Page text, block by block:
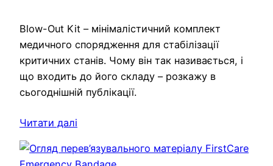
Blow-Out Kit – мінімалістичний комплект
медичного спорядження для стабілізації
критичних станів. Чому він так називається, і
що входить до його складу – розкажу в
сьогоднішній публікації.
Читати далі